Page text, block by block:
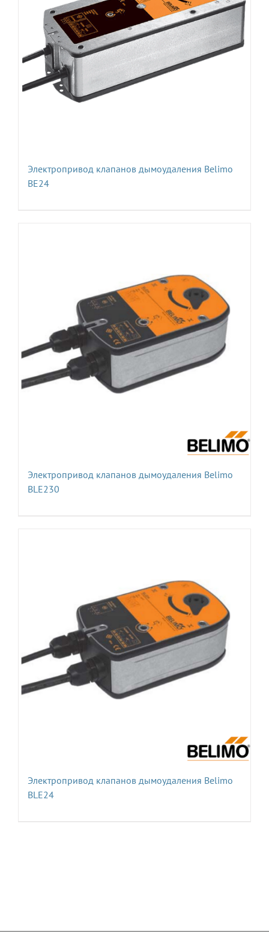
Электропривод клапанов дымоудаления Belimo
BE24
Электропривод клапанов дымоудаления Belimo
BLE230
Электропривод клапанов дымоудаления Belimo
BLE24